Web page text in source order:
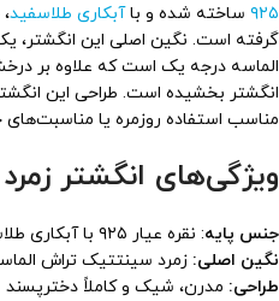
۹۲۵ ساخته شده و باآبکاری طلاسفید
گرفته است. نگین اصلی این انگشتر،
الماسه درجه یک است که علاوه بر
انگشتر بخشیده است. طراحی این
مناسب استفاده روزمره یا
ویژگی‌های انگشتر زمرد
جنس پایه: نقره عیار ۹۲۵ با آبکاری طلاسفید برای دوام و زیبایی بیشتر
نگین اصلی: زمرد سینتتیک تراش
طراحی: مدرن، شیک و کاملاً دخترپسند